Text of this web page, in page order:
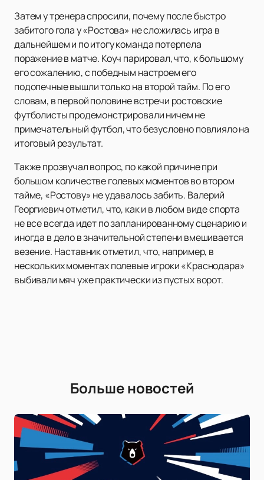
Затем у тренера спросили, почему после быстро
забитого гола у «Ростова» не сложилась игра в
дальнейшем и по итогу команда потерпела
поражение в матче. Коуч парировал, что, к большому
его сожалению, с победным настроем его
подопечные вышли только на второй тайм. По его
словам, в первой половине встречи ростовские
футболисты продемонстрировали ничем не
примечательный футбол, что безусловно повлияло на
итоговый результат.
Также прозвучал вопрос, по какой причине при
большом количестве голевых моментов во втором
тайме, «Ростову» не удавалось забить. Валерий
Георгиевич отметил, что, как и в любом виде спорта
не все всегда идет по запланированному сценарию и
иногда в дело в значительной степени вмешивается
везение. Наставник отметил, что, например, в
нескольких моментах полевые игроки «Краснодара»
выбивали мяч уже практически из пустых ворот.
Больше новостей